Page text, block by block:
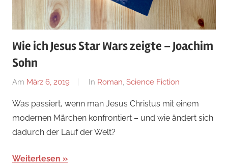
Wie ich Jesus Star Wars zeigte – Joachim
Sohn
Am März 6, 2019
Von
In Roman Science Fiction
Was passiert, wenn man Jesus Christus mit einem
modernen Märchen konfrontiert – und wie ändert sich
dadurch der Lauf der Welt?
Weiterlesen